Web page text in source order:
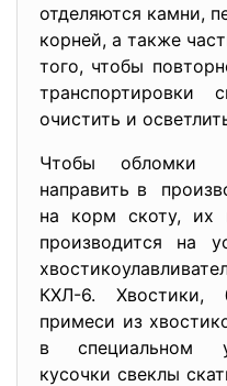
отделяются камни,
корней, а также
того, чтобы
транспортировки
очистить и
Чтобы обломки
направить в
на корм скоту, их
производится на
КХЛ-6.
примеси из
в специальном
кусочки свеклы